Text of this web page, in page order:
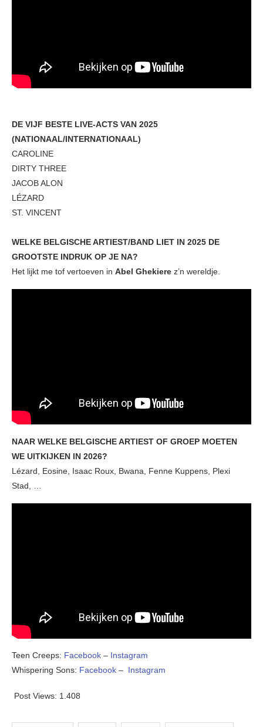
DE VIJF BESTE LIVE-ACTS VAN 2025
(NATIONAAL/INTERNATIONAAL)
CAROLINE
DIRTY THREE
JACOB ALON
LÉZARD
ST. VINCENT
WELKE BELGISCHE ARTIEST/BAND LIET IN 2025 DE
GROOTSTE INDRUK OP JE NA?
Het lijkt me tof vertoeven in Abel Ghekiere z’n wereldje.
NAAR WELKE BELGISCHE ARTIEST OF GROEP MOETEN
WE UITKIJKEN IN 2026?
Lézard, Eosine, Isaac Roux, Bwana, Fenne Kuppens, Plexi
Stad, …
Teen Creeps: Facebook – Instagram
Whispering Sons: Facebook – Instagram
Post Views: 1.408